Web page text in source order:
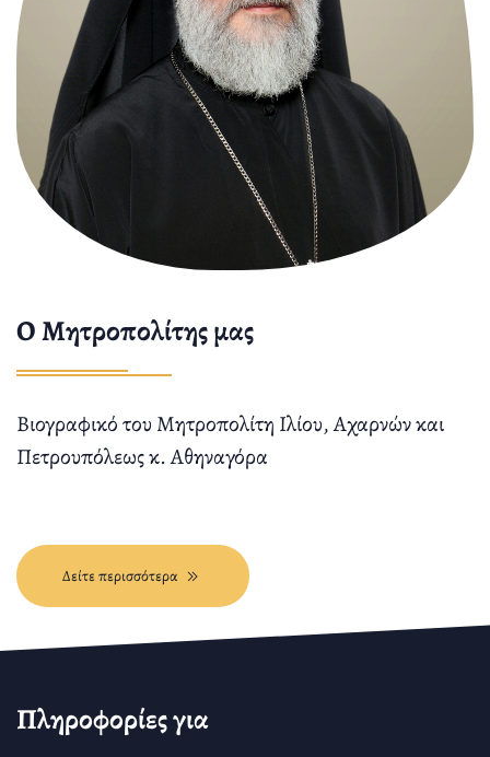
O Μητροπολίτης μας
Βιογραφικό του Μητροπολίτη Ιλίου, Αχαρνών και
Πετρουπόλεως κ. Αθηναγόρα
Δείτε περισσότερα
Πληροφορίες για